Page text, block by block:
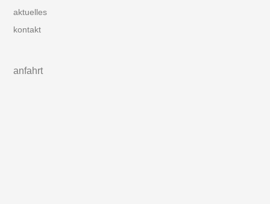
aktuelles
kontakt
anfahrt